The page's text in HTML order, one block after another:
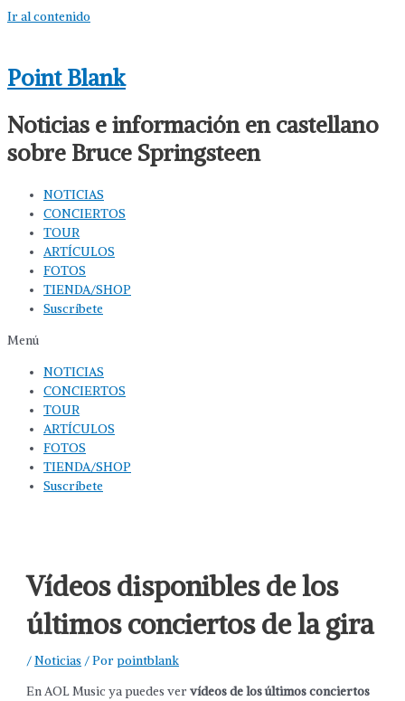
Ir al contenido
Point Blank
Noticias e información en castellano
sobre Bruce Springsteen
NOTICIAS
CONCIERTOS
TOUR
ARTÍCULOS
FOTOS
TIENDA/SHOP
Suscríbete
Menú
NOTICIAS
CONCIERTOS
TOUR
ARTÍCULOS
FOTOS
TIENDA/SHOP
Suscríbete
Vídeos disponibles de los
últimos conciertos de la gira
/Noticias / Porpointblank
En AOL Music ya puedes vervídeos de los últimos conciertos